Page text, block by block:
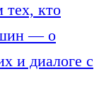
кто
— о
и диалоге с